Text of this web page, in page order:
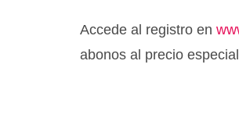
Accede al registro en
abonos al precio